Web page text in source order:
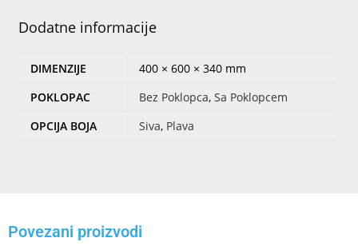
Dodatne informacije
DIMENZIJE
400 × 600 × 340 mm
POKLOPAC
Bez Poklopca, Sa Poklopcem
OPCIJA BOJA
Siva, Plava
Povezani proizvodi